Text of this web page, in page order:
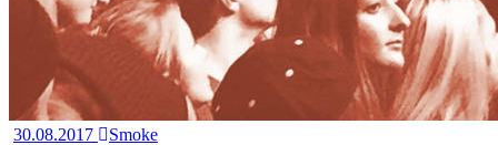
30.08.2017
Smoke